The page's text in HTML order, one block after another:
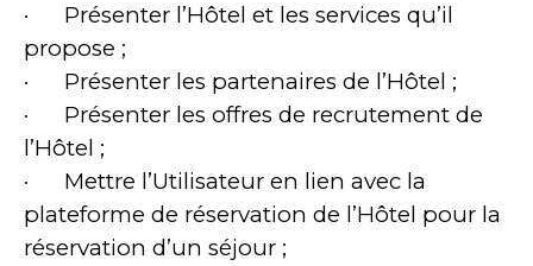
· Présenter l’Hôtel et les services qu’il
propose ;
· Présenter les partenaires de l’Hôtel ;
· Présenter les offres de recrutement de
l’Hôtel ;
· Mettre l’Utilisateur en lien avec la
plateforme de réservation de l’Hôtel pour la
réservation d’un séjour ;